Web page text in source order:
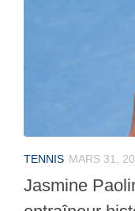
TENNIS MARS 31,
Jasmine